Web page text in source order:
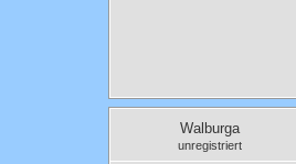
Walburga
unregistriert